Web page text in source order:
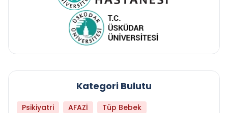
Kategori Bulutu
Psikiyatri AFAZİ
Tüp Bebek